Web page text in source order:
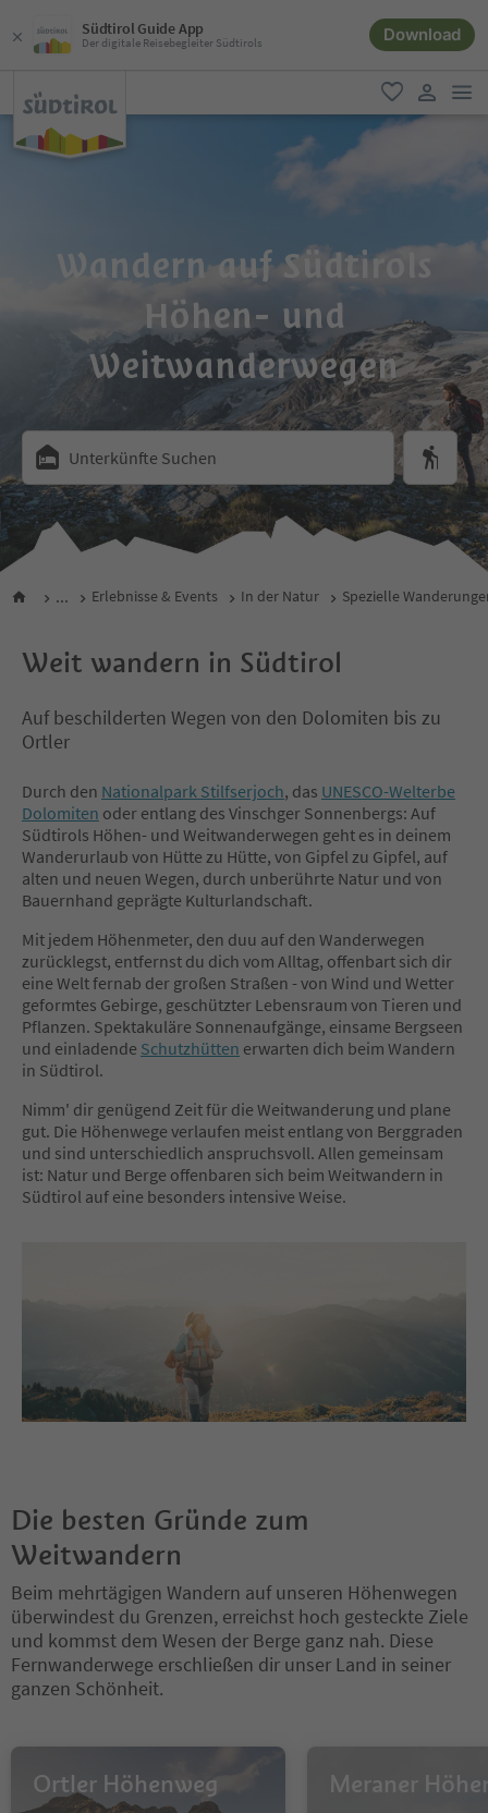
Südtirol Guide App
Der digitale Reisebegleiter Südtirols Download
favorit
user link
Wandern auf Südtirols
Höhen- und
Weitwanderwegen
Unterkünfte Suchen
... Erlebnisse & Events In der Natur Spezielle
Weit wandern in Südtirol
Auf beschilderten Wegen von den Dolomiten bis zu
Ortler
Durch den Nationalpark Stilfserjoch, das UNESCO-Welterbe
Dolomiten oder entlang des Vinschger Sonnenbergs: Auf
Südtirols Höhen- und Weitwanderwegen geht es in deinem
Wanderurlaub von Hütte zu Hütte, von Gipfel zu Gipfel, auf
alten und neuen Wegen, durch unberührte Natur und von
Bauernhand geprägte Kulturlandschaft.
Mit jedem Höhenmeter, den duu auf den Wanderwegen
zurücklegst, entfernst du dich vom Alltag, offenbart sich dir
eine Welt fernab der großen Straßen - von Wind und Wetter
geformtes Gebirge, geschützter Lebensraum von Tieren und
Pflanzen. Spektakuläre Sonnenaufgänge, einsame Bergseen
und einladende Schutzhütten erwarten dich beim Wandern
in Südtirol.
Nimm' dir genügend Zeit für die Weitwanderung und plane
gut. Die Höhenwege verlaufen meist entlang von Berggraden
und sind unterschiedlich anspruchsvoll. Allen gemeinsam
ist: Natur und Berge offenbaren sich beim Weitwandern in
Südtirol auf eine besonders intensive Weise.
Die besten Gründe zum
Weitwandern
Beim mehrtägigen Wandern auf unseren Höhenwegen
überwindest du Grenzen, erreichst hoch gesteckte Ziele
und kommst dem Wesen der Berge ganz nah. Diese
Fernwanderwege erschließen dir unser Land in seiner
ganzen Schönheit.
Ortler Höhenweg Meraner